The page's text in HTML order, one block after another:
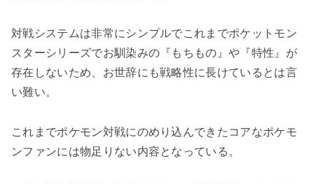
対戦システムは非常にシンプルでこれまでポケットモン
スターシリーズでお馴染みの『もちもの』や『特性』が
存在しないため、お世辞にも戦略性に長けているとは言
い難い。
これまでポケモン対戦にのめり込んできたコアなポケモ
ンファンには物足りない内容となっている。